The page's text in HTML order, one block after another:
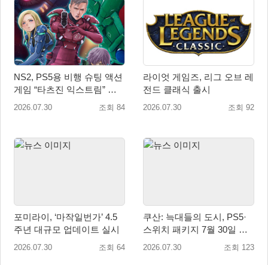
NS2, PS5용 비행 슈팅 액션
게임 “타츠진 익스트림” 패
키지 버전 정식 발매!
2026.07.30 조회 84
라이엇 게임즈, 리그 오브 레
전드 클래식 출시
2026.07.30 조회 92
포미라이, ‘마작일번가’ 4.5
주년 대규모 업데이트 실시
2026.07.30 조회 64
쿠산: 늑대들의 도시, PS5·
스위치 패키지 7월 30일 국
내 정식 출시
2026.07.30 조회 123